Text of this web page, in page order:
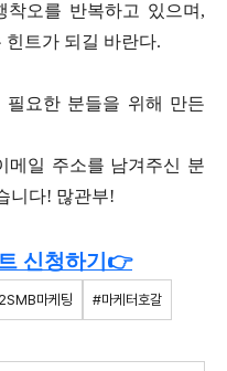
오를 반복하고 있으며,
트가 되길 바란다.
요한 분들을 위해 만든
메일 주소를 남겨주신 분
니다! 많관부!
신청하기👉
마케팅 #마케터호갈